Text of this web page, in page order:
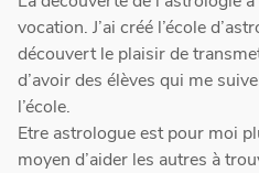
vocation. J’ai créé l’école
découvert le plaisir de
d’avoir des élèves qui me
l’école.
Etre astrologue est pour moi
moyen d’aider les autres à